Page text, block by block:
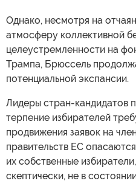
Однако, несмотря на
атмосферу коллективной
целеустремленности на
Трампа, Брюссель
потенциальной экспансии.
Лидеры стран-кандидатов
терпение избирателей
продвижения заявок на
правительств ЕС
их собственные
скептически, не в